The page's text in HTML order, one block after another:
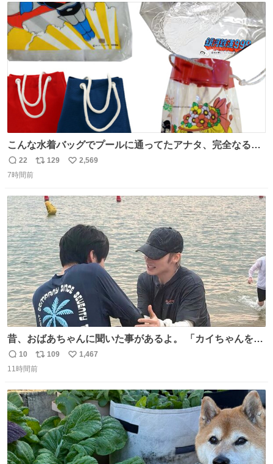
数
こんな水着バッグでプールに通ってたアナタ、完全なる同
世代（笑） #70年代 #80年代 #昭和レトロ
返
信
22
リ
ト
数
129
い
数
2,569
7時間前
昔、おばあちゃんに聞いた事があるよ。 「カイちゃんをい
じめると、アイツが海から上がって来るぞ。」って。
返
信
10
リ
ポ
ト
数
109
い
数
1,467
11時間前